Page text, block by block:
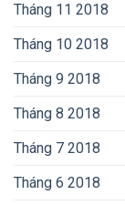
Tháng 11 2018
Tháng 10 2018
Tháng 9 2018
Tháng 8 2018
Tháng 7 2018
Tháng 6 2018